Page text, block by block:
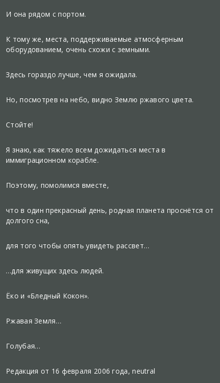
И она рядом с портом.
К тому же, места, поддерживаемые атмосферным
оборудованием, очень схожи с земными.
Здесь гораздо лучше, чем я ожидала.
Но, посмотрев на небо, видно Землю ржавого цвета.
Стойте!
Я знаю, как тяжело всем дожидаться места в
иммиграционном корабле.
Поэтому, помолимся вместе,
что в один прекрасный день, родная планета проснётся от
долгого сна,
для того чтобы опять увидеть рассвет…
…для живущих здесь людей.
Ёко и «Бледный Кокон».
Ржавая Земля…
Голубая…
Редакция от 16 февраля 2006 года, neutral